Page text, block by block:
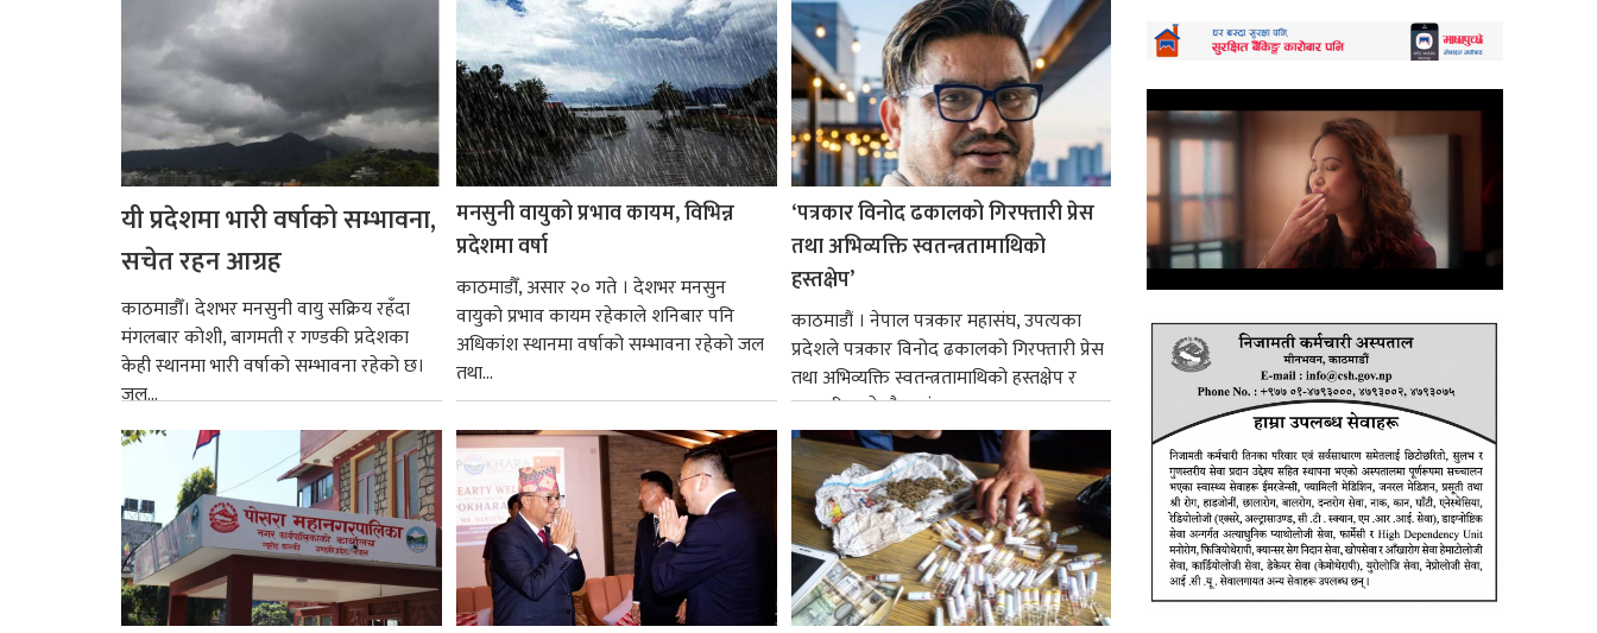
यी प्रदेशमा भारी वर्षाको सम्भावना,
सचेत रहन आग्रह
काठमाडौँ। देशभर मनसुनी वायु सक्रिय रहँदा
मंगलबार कोशी, बागमती र गण्डकी प्रदेशका
केही स्थानमा भारी वर्षाको सम्भावना रहेको छ।
जल...
मनसुनी वायुको प्रभाव कायम, विभिन्न
प्रदेशमा वर्षा
काठमाडौँ, असार २० गते । देशभर मनसुन
वायुको प्रभाव कायम रहेकाले शनिबार पनि
अधिकांश स्थानमा वर्षाको सम्भावना रहेको जल
तथा...
‘पत्रकार विनोद ढकालको गिरफ्तारी प्रेस
तथा अभिव्यक्ति स्वतन्त्रतामाथिको
हस्तक्षेप’
काठमाडौं । नेपाल पत्रकार महासंघ, उपत्यका
प्रदेशले पत्रकार विनोद ढकालको गिरफ्तारी प्रेस
तथा अभिव्यक्ति स्वतन्त्रतामाथिको हस्तक्षेप र
पत्रकारिता क्षेत्रमै आतंक...